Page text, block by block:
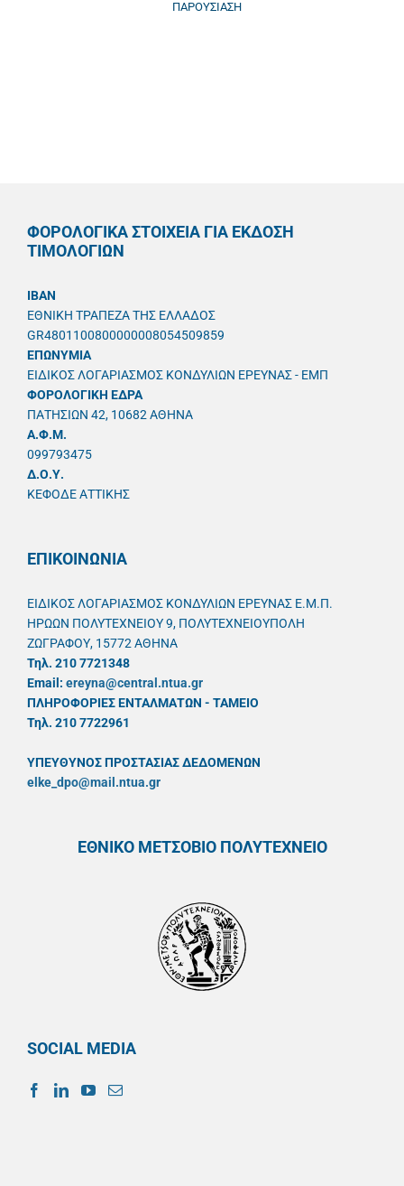
ΠΑΡΟΥΣΙΑΣΗ
ΦΟΡΟΛΟΓΙΚΑ ΣΤΟΙΧΕΙΑ ΓΙΑ ΕΚΔΟΣΗ
ΤΙΜΟΛΟΓΙΩΝ
IBAN
ΕΘΝΙΚΗ ΤΡΑΠΕΖΑ ΤΗΣ ΕΛΛΑΔΟΣ
GR4801100800000008054509859
ΕΠΩΝΥΜΙΑ
ΕΙΔΙΚΟΣ ΛΟΓΑΡΙΑΣΜΟΣ ΚΟΝΔΥΛΙΩΝ ΕΡΕΥΝΑΣ - ΕΜΠ
ΦΟΡΟΛΟΓΙΚΗ ΕΔΡΑ
ΠΑΤΗΣΙΩΝ 42, 10682 ΑΘΗΝΑ
A.Φ.Μ.
099793475
Δ.Ο.Υ.
ΚΕΦΟΔΕ ΑΤΤΙΚΗΣ
ΕΠΙΚΟΙΝΩΝΙΑ
ΕΙΔΙΚΟΣ ΛΟΓΑΡΙΑΣΜΟΣ ΚΟΝΔΥΛΙΩΝ ΕΡΕΥΝΑΣ Ε.Μ.Π.
ΗΡΩΩΝ ΠΟΛΥΤΕΧΝΕΙΟΥ 9, ΠΟΛΥΤΕΧΝΕΙΟΥΠΟΛΗ
ΖΩΓΡΑΦΟΥ, 15772 ΑΘΗΝΑ
Τηλ. 210 7721348
Email: ereyna@central.ntua.gr
ΠΛΗΡΟΦΟΡΙΕΣ ΕΝΤΑΛΜΑΤΩΝ - ΤΑΜΕΙΟ
Τηλ. 210 7722961
ΥΠΕΥΘYΝΟΣ ΠΡΟΣΤΑΣΙΑΣ ΔΕΔΟΜΕΝΩΝ
elke_dpo@mail.ntua.gr
ΕΘΝΙΚΟ ΜΕΤΣΟΒΙΟ ΠΟΛΥΤΕΧΝΕΙΟ
SOCIAL MEDIA